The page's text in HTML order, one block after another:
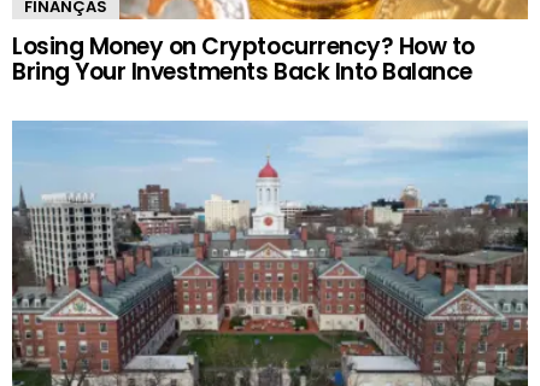
FINANÇAS
Losing Money on Cryptocurrency? How to
Bring Your Investments Back Into Balance